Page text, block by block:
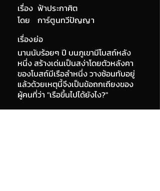
เรื่อง ฟ้าประกาศิต
การ์ตูนทวีปัญญา
โดย
เรื่องย่อ
นานนับร้อยๆ ปี บนภูเขามีโบสถ์หลัง
หนึ่ง สร้างเด่นเป็นสง่าโดยตัวหลังคา
ของโบสถ์มีเรือลำหนึ่ง วางซ้อนทับอยู่
แล้วด้วยเหตุนี้จึงเป็นข้อถกเถียงของ
ผู้คนที่ว่า "เรือขึ้นไปได้ยังไง?"